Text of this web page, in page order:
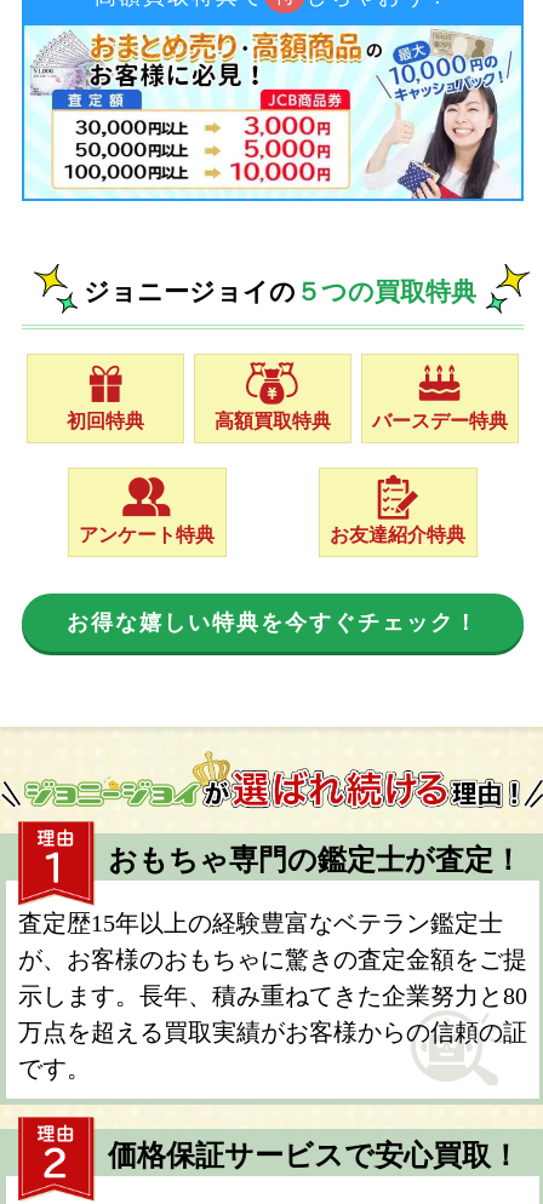
ジョニージョイの ５つの買取特典
初回特典 高額買取特典 バースデー特典
アンケート特典 お友達紹介特典
お得な嬉しい特典を今すぐチェック！
おもちゃ専門の鑑定士が査定！
査定歴15年以上の経験豊富なベテラン鑑定士
が、お客様のおもちゃに驚きの査定金額をご提
示します。長年、積み重ねてきた企業努力と80
万点を超える買取実績がお客様からの信頼の証
です。
価格保証サービスで安心買取！